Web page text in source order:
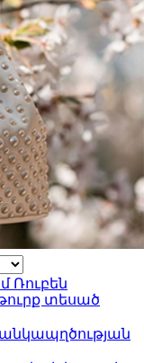
Ռուբեն
տեսած